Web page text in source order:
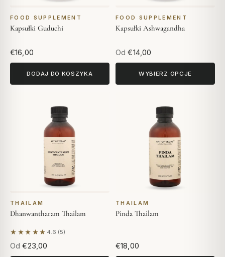
FOOD SUPPLEMENT
Kapsułki Guduchi
€16,00
DODAJ DO KOSZYKA
FOOD SUPPLEMENT
Kapsułki Ashwagandha
Od €14,00
WYBIERZ OPCJE
THAILAM
Dhanwantharam Thailam
★★★★★ 4.6 (5)
Na podstawie 5 opinii
Od €23,00
THAILAM
Pinda Thailam
€18,00